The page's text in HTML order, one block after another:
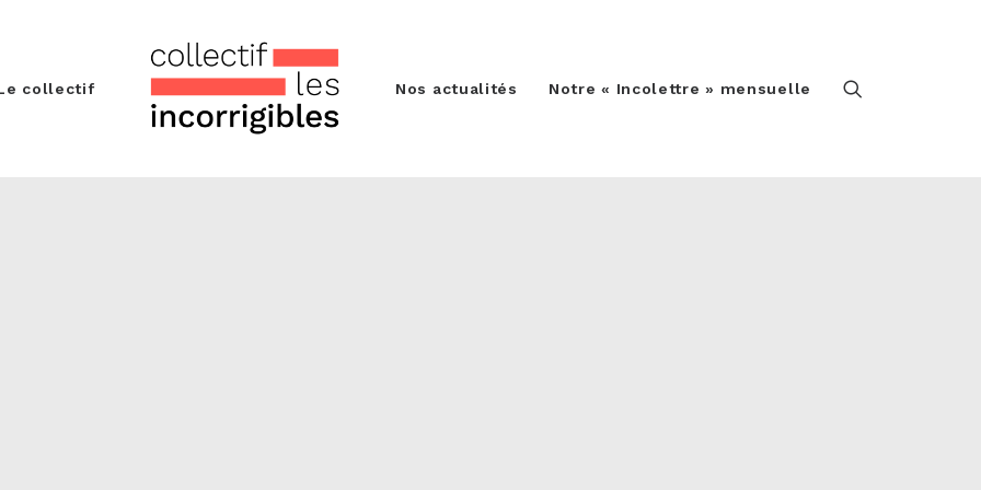
collectif Nos actualités Notre « Incolettre » mensuelle